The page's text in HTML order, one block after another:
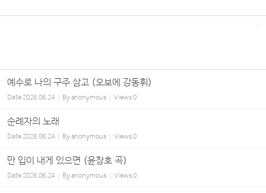
예수로 나의 구주 삼고 (오보에 강동휘)
Date2026.06.24 Byanonymous Views0
순례자의 노래
Date2026.06.24 Byanonymous Views0
만 입이 내게 있으면 (윤창호 곡)
Date2026.06.24 Byanonymous Views0